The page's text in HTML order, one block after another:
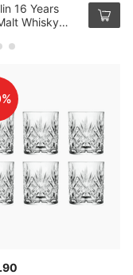
16 Years
Whisky